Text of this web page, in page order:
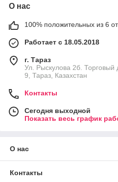
О нас
100% положительных из 6
Работает с 18.05.2018
г. Тараз
Ул. Рыскулова 2б.
9, Тараз, Казахстан
Контакты
Сегодня выходной
Показать весь график
О нас
Контакты